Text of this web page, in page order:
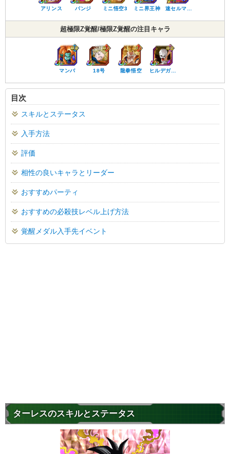
アリンス パンジ ミニ悟空3 ミニ界王神 速セルマ…
超極限Z覚醒/極限Z覚醒の注目キャラ
マンバ 18号 龍拳悟空 ヒルデガ…
目次
スキルとステータス
入手方法
評価
相性の良いキャラとリーダー
おすすめパーティ
おすすめの必殺技レベル上げ方法
覚醒メダル入手先イベント
ターレスのスキルとステータス